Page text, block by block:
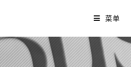
菜单